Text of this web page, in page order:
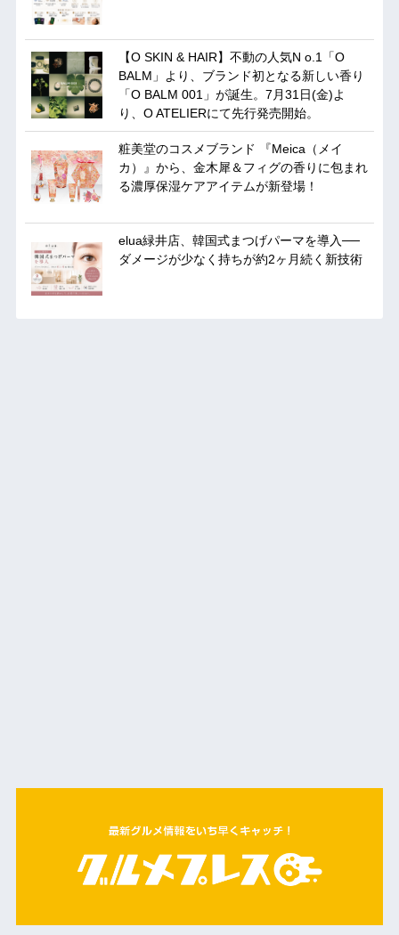
【O SKIN & HAIR】不動の人気N o.1「O
BALM」より、ブランド初となる新しい香り
「O BALM 001」が誕生。7月31日(金)よ
り、O ATELIERにて先行発売開始。
粧美堂のコスメブランド 『Meica（メイ
カ）』から、金木犀＆フィグの香りに包まれ
る濃厚保湿ケアアイテムが新登場！
elua緑井店、韓国式まつげパーマを導入──
ダメージが少なく持ちが約2ヶ月続く新技術